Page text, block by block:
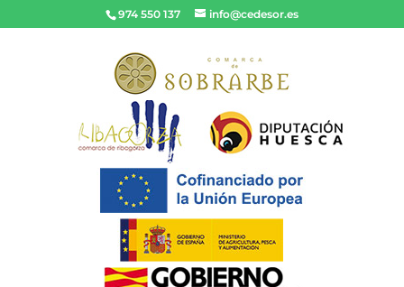
974 550 137 info@cedesor.es